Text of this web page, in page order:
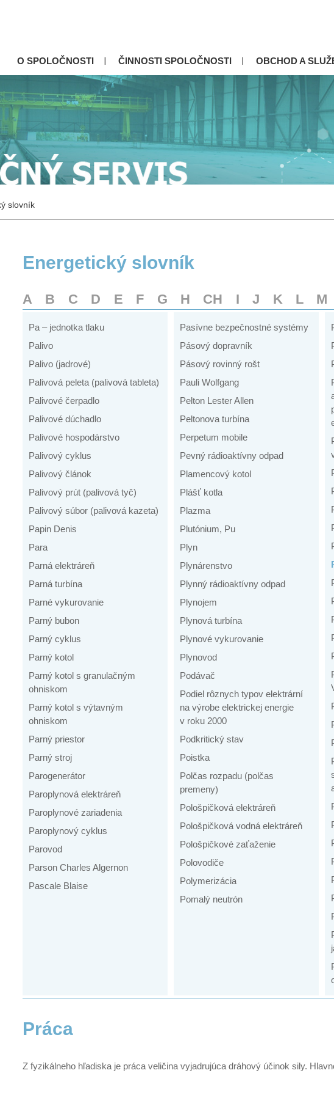
O SPOLOČNOSTI ČINNOSTI SPOLOČNOSTI OBCHOD A
slovník
Energetický slovník
A B C D E F G H CH I J K L M
Pa – jednotka tlaku
Palivo
Palivo (jadrové)
Palivová peleta (palivová tableta)
Palivové čerpadlo
Palivové dúchadlo
Palivové hospodárstvo
Palivový cyklus
Palivový článok
Palivový prút (palivová tyč)
Palivový súbor (palivová kazeta)
Papin Denis
Para
Parná elektráreň
Parná turbína
Parné vykurovanie
Parný bubon
Parný cyklus
Parný kotol
Parný kotol s granulačným
ohniskom
Parný kotol s výtavným
ohniskom
Parný priestor
Parný stroj
Parogenerátor
Paroplynová elektráreň
Paroplynové zariadenia
Paroplynový cyklus
Parovod
Parson Charles Algernon
Pascale Blaise
Pasívne bezpečnostné systémy
Pásový dopravník
Pásový rovinný rošt
Pauli Wolfgang
Pelton Lester Allen
Peltonova turbína
Perpetum mobile
Pevný rádioaktívny odpad
Plamencový kotol
Plášť kotla
Plazma
Plutónium, Pu
Plyn
Plynárenstvo
Plynný rádioaktívny odpad
Plynojem
Plynová turbína
Plynové vykurovanie
Plynovod
Podávač
Podiel rôznych typov elektrární
na výrobe elektrickej energie
v roku 2000
Podkritický stav
Poistka
Polčas rozpadu (polčas
premeny)
Pološpičková elektráreň
Pološpičková vodná elektráreň
Pološpičkové zaťaženie
Polovodiče
Polymerizácia
Pomalý neutrón
Práca
Z fyzikálneho hľadiska je práca veličina vyjadrujúca dráhový účinok sily.